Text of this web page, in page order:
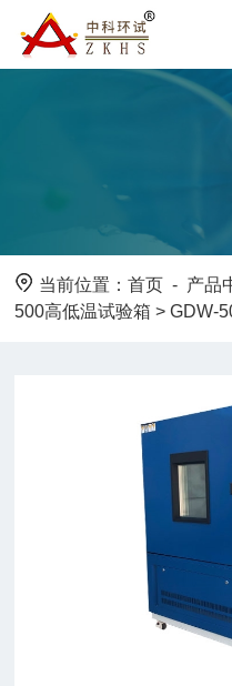
当前位置：首页 - 产品
500高低温试验箱 > GDW-